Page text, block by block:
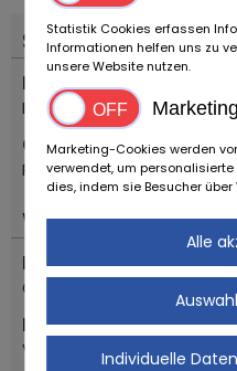
Standort
Land
Italien
Ort
Reggio Emilia
Wichtiges
Fahrzeugtyp
Oldtimer
Marke
Volvo
Statistik Cookies erfassen
Informationen helfen uns zu
unsere Website nutzen.
Marketing
Marketing-Cookies werden
verwendet, um
dies, indem sie Besucher
Alle
Individuelle